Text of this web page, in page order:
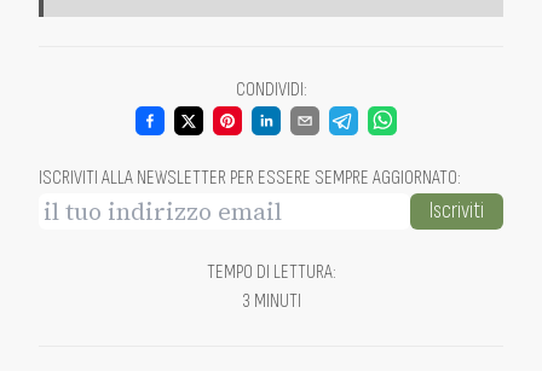
CONDIVIDI:
ISCRIVITI ALLA NEWSLETTER PER ESSERE SEMPRE AGGIORNATO:
Iscriviti
TEMPO DI LETTURA:
3 MINUTI